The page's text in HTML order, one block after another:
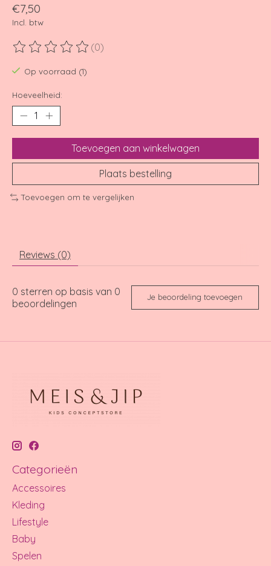
€7,50
Incl. btw
De beoordeling van dit product is
(0)
Op voorraad (1)
Hoeveelheid:
Toevoegen aan winkelwagen
Plaats bestelling
Toevoegen om te vergelijken
Reviews (0)
0 sterren op basis van 0
beoordelingen
Je beoordeling toevoegen
Categorieën
Accessoires
Kleding
Lifestyle
Baby
Spelen